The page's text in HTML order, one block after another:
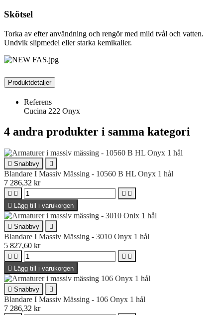
Skötsel
Torka av efter användning och rengör med mild tvål och vatten.
Undvik slipmedel eller starka kemikalier.
Produktdetaljer
Referens
Cucina 222 Onyx
4 andra produkter i samma kategori
 Snabbvy 
Blandare I Massiv Mässing - 10560 B HL Onyx 1 hål
7 286,32 kr
   
 Lägg till i varukorgen
 Snabbvy 
Blandare I Massiv Mässing - 3010 Onyx 1 hål
5 827,60 kr
   
 Lägg till i varukorgen
 Snabbvy 
Blandare I Massiv Mässing - 106 Onyx 1 hål
7 286,32 kr